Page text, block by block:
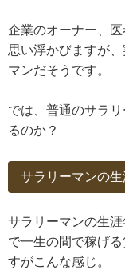
企業のオーナー、
思い浮かびますが
マンだそうです。
では、普通のサラ
るのか？
サラリーマンの生
サラリーマンの生
で一生の間で稼げ
すがこんな感じ。